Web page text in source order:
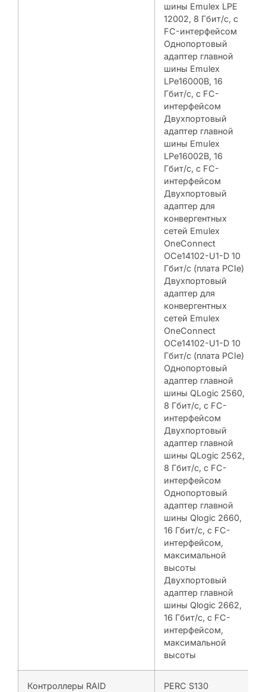
шины Emulex LPE
12002, 8 Гбит/с, с
FC-интерфейсом
Однопортовый
адаптер главной
шины Emulex
LPe16000B, 16
Гбит/с, с FC-
интерфейсом
Двухпортовый
адаптер главной
шины Emulex
LPe16002B, 16
Гбит/с, с FC-
интерфейсом
Двухпортовый
адаптер для
конвергентных
сетей Emulex
OneConnect
OCe14102-U1-D 10
Гбит/с (плата PCIe)
Двухпортовый
адаптер для
конвергентных
сетей Emulex
OneConnect
OCe14102-U1-D 10
Гбит/с (плата PCIe)
Однопортовый
адаптер главной
шины QLogic 2560,
8 Гбит/с, с FC-
интерфейсом
Двухпортовый
адаптер главной
шины QLogic 2562,
8 Гбит/с, с FC-
интерфейсом
Однопортовый
адаптер главной
шины Qlogic 2660,
16 Гбит/с, с FC-
интерфейсом,
максимальной
высоты
Двухпортовый
адаптер главной
шины Qlogic 2662,
16 Гбит/с, с FC-
интерфейсом,
максимальной
высоты
Контроллеры RAID
PERC S130